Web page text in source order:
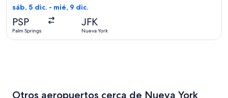
sáb, 5 dic. - mié, 9 dic.
PSP
Palm Springs
JFK
Nueva York
Otros aeropuertos cerca de Nueva York